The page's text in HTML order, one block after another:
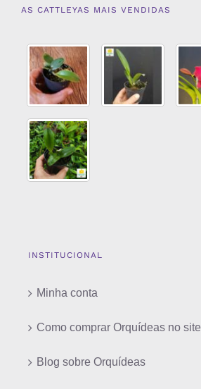
AS CATTLEYAS MAIS VENDIDAS
INSTITUCIONAL
Minha conta
Como comprar Orquídeas no site
Blog sobre Orquídeas